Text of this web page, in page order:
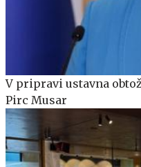
V pripravi ustavna
Pirc Musar